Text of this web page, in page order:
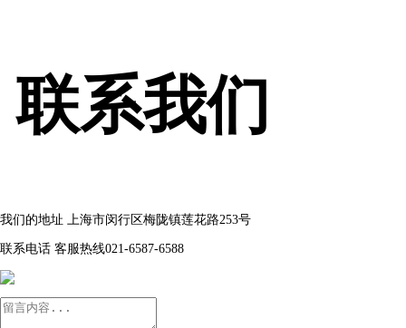
联系我们
我们的地址 上海市闵行区梅陇镇莲花路253号
联系电话 客服热线021-6587-6588